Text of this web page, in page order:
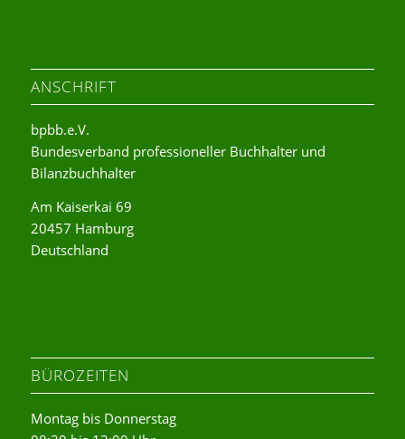
ANSCHRIFT
bpbb.e.V.
Bundesverband professioneller Buchhalter und
Bilanzbuchhalter
Am Kaiserkai 69
20457 Hamburg
Deutschland
BÜROZEITEN
Montag bis Donnerstag